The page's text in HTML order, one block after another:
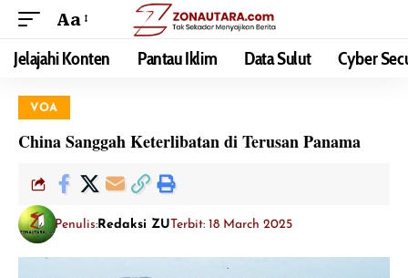
Aa
Jelajahi Konten Pantau Iklim Data Sulut Cyber
VOA
China Sanggah Keterlibatan di Terusan Panama
Penulis: Redaksi ZUTerbit: 18 March 2025